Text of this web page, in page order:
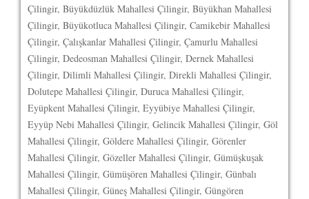
Çilingir, Büyükdüzlük Mahallesi Çilingir, Büyükhan Mahallesi
Çilingir, Büyükotluca Mahallesi Çilingir, Camikebir Mahallesi
Çilingir, Çalışkanlar Mahallesi Çilingir, Çamurlu Mahallesi
Çilingir, Dedeosman Mahallesi Çilingir, Dernek Mahallesi
Çilingir, Dilimli Mahallesi Çilingir, Direkli Mahallesi Çilingir,
Dolutepe Mahallesi Çilingir, Duruca Mahallesi Çilingir,
Eyüpkent Mahallesi Çilingir, Eyyübiye Mahallesi Çilingir,
Eyyüp Nebi Mahallesi Çilingir, Gelincik Mahallesi Çilingir, Göl
Mahallesi Çilingir, Göldere Mahallesi Çilingir, Görenler
Mahallesi Çilingir, Gözeller Mahallesi Çilingir, Gümüşkuşak
Mahallesi Çilingir, Gümüşören Mahallesi Çilingir, Günbalı
Mahallesi Çilingir, Güneş Mahallesi Çilingir, Güngören